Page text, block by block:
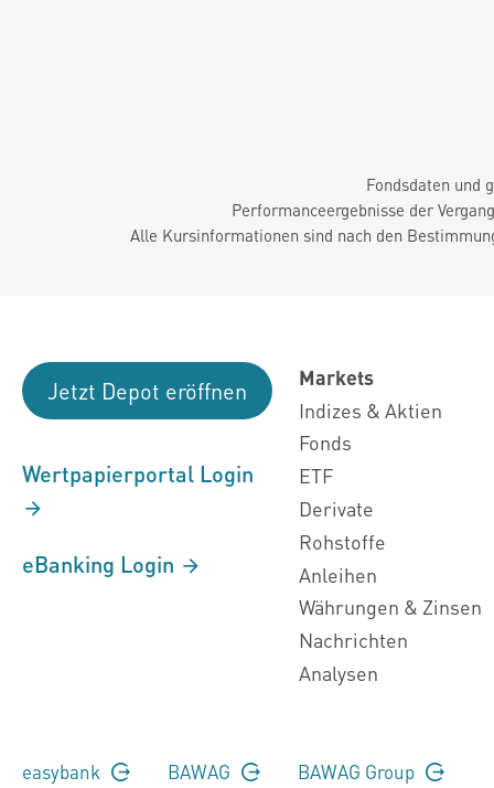
Fondsdaten und
Performanceergebnisse der
Alle Kursinformationen sind nach den
Jetzt Depot eröffnen
Wertpapierportal Login
eBanking Login
Markets
Indizes & Aktien
Fonds
ETF
Derivate
Rohstoffe
Anleihen
Währungen & Zinsen
Nachrichten
Analysen
easybank BAWAG BAWAG Group